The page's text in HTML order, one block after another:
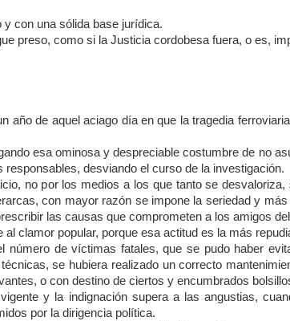
con una sólida base jurídica.
preso, como si la Justicia cordobesa fuera, o es,
año de aquel aciago día en que la tragedia
esa ominosa y despreciable costumbre de no
responsables, desviando el curso de la investigación.
no por los medios a los que tanto se
con mayor razón se impone la seriedad y
las causas que comprometen a los amigos
al clamor popular, porque esa actitud es la más
número de víctimas fatales, que se pudo haber
se hubiera realizado un correcto
o con destino de ciertos y encumbrados
y la indignación supera a las angustias,
por la dirigencia política.